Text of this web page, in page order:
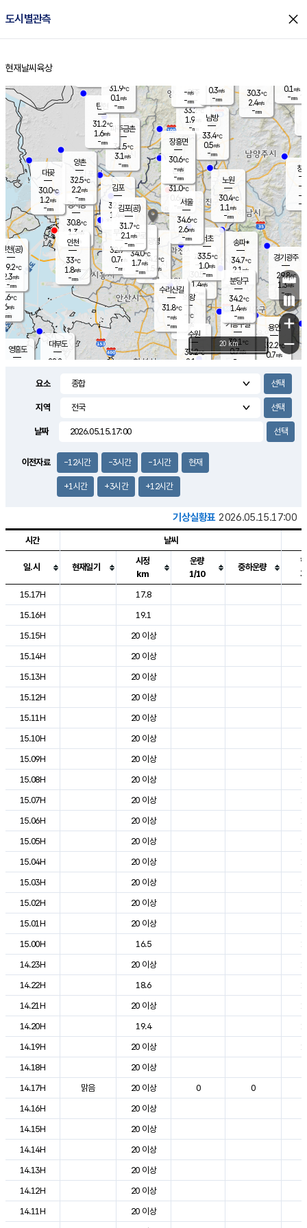
도시별관측 close
홈
현재날씨 육상
의도
℃
m/s
mm
영흥도
양주
33.2℃
1.9
-mm
과천
30.5℃
1.4m/s
- mm
용인
32.2℃
0.7m/s
경기광주
29.8℃
1.3m/s
-mm
2.4m/s
대부도
28.2
경서동
30.8℃
1.3 m/s
-mm
파주금촌
31.5℃
3.1 m/s
-mm
30.3℃
2.4m/s
-mm
대곶
30.0℃
1.2m/s
-mm
창
-
-m/
-
탄현
31.2℃
1.6m/s
-mm
0.1 m/s
-mm
의왕
- ℃
m/s
mm
김포
32.2℃
1.4 m/s
mm
광명
34.2 ℃
1.5 m/s
-mm
부천
32.9℃
0.7m/s
-mm
양촌
32.5℃
2.2m/s
-mm
구로
34.0℃
1.7m/s
-mm
은평
31.0℃
0.6 m/s
- mm
노원
30.4℃
1.1 m/s
-mm
송파*
34.7℃
2.1 m/s
-mm
서초
33.5℃
1.0m/s
-mm
남방
33.4℃
0.5m/s
-mm
기흥구갈
32.1℃
0.7m/s
-
수리산길
31.8℃
-m/s
-mm
분당구
34.2℃
1.4m/s
-mm
장흥면
30.6℃
-m/s
-mm
-m/s
-mm
인천(공)
29.2℃
2.3m/s
-mm
김포(공)
31.7℃
2.1 m/s
-mm
수원
33.2℃
2.1 m/s
인천
33℃
1.8m/s
-mm
서울
34.6℃
2.6m/s
-mm
31.9℃
0.1 m/s
-mm
0.3m/s
-mm
+
−
20 km
요소
지역
날짜
이전자료 -12시간 -3시간 -1시간 현재
+1시간 +3시간 +12시간
기상실황표 2026.05.15.17:00
도시별 기상실황표로 지점, 날씨, 기온, 강수, 바람, 기압등을 안내한 표입
시간 날씨
일.시 현재일기
시정
km
운량
1/10
중하운량
15.17H
17.8
15.16H
19.1
15.15H
20 이상
15.14H
20 이상
15.13H
20 이상
15.12H
20 이상
15.11H
20 이상
15.10H
20 이상
15.09H
20 이상
15.08H
20 이상
15.07H
20 이상
15.06H
20 이상
15.05H
20 이상
15.04H
20 이상
15.03H
20 이상
15.02H
20 이상
15.01H
20 이상
15.00H
16.5
14.23H
20 이상
14.22H
18.6
14.21H
20 이상
14.20H
19.4
14.19H
20 이상
14.18H
20 이상
14.17H
맑음 20 이상 0 0
14.16H
20 이상
14.15H
20 이상
14.14H
20 이상
14.13H
20 이상
14.12H
20 이상
14.11H
20 이상